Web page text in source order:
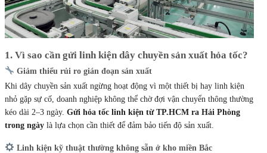
1. Vì sao cần gửi linh kiện dây chuyền sản xuất hỏa tốc?
Giảm thiểu rủi ro gián đoạn sản xuất
Khi dây chuyền sản xuất ngừng hoạt động vì một thiết bị hay linh kiện
nhỏ gặp sự cố, doanh nghiệp không thể chờ đợi vận chuyển thông thường
kéo dài 2–3 ngày. Gửi hỏa tốc linh kiện từ TP.HCM ra Hải Phòng
trong ngày là lựa chọn cần thiết để đảm bảo tiến độ sản xuất.
Linh kiện kỹ thuật thường không sẵn ở kho miền Bắc